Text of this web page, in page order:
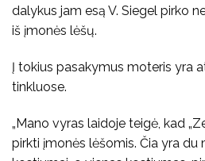
dalykus jam esą V. Siegel pirko
iš įmonės lėšų.
Į tokius pasakymus moteris yra
tinkluose.
„Mano vyras laidoje teigė, kad
pirkti įmonės lėšomis. Čia yra du